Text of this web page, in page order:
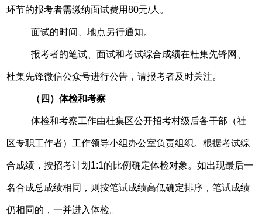
环节的报考者需缴纳面试费用80元/人。
面试的时间、地点另行通知。
报考者的笔试、面试和考试综合成绩在杜集先锋网、
杜集先锋微信公众号进行公告，请报考者及时关注。
（四）体检和考察
体检和考察工作由杜集区公开招考村级后备干部（社
区专职工作者）工作领导小组办公室负责组织。根据考试综
合成绩，按招考计划1:1的比例确定体检对象。如出现最后一
名合成总成绩相同，则按笔试成绩高低确定排序，笔试成绩
仍相同的，一并进入体检。